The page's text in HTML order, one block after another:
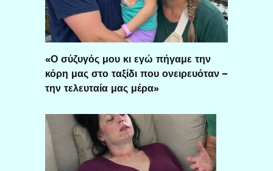
«Ο σύζυγός μου κι εγώ πήγαμε την
κόρη μας στο ταξίδι που ονειρευόταν –
την τελευταία μας μέρα»